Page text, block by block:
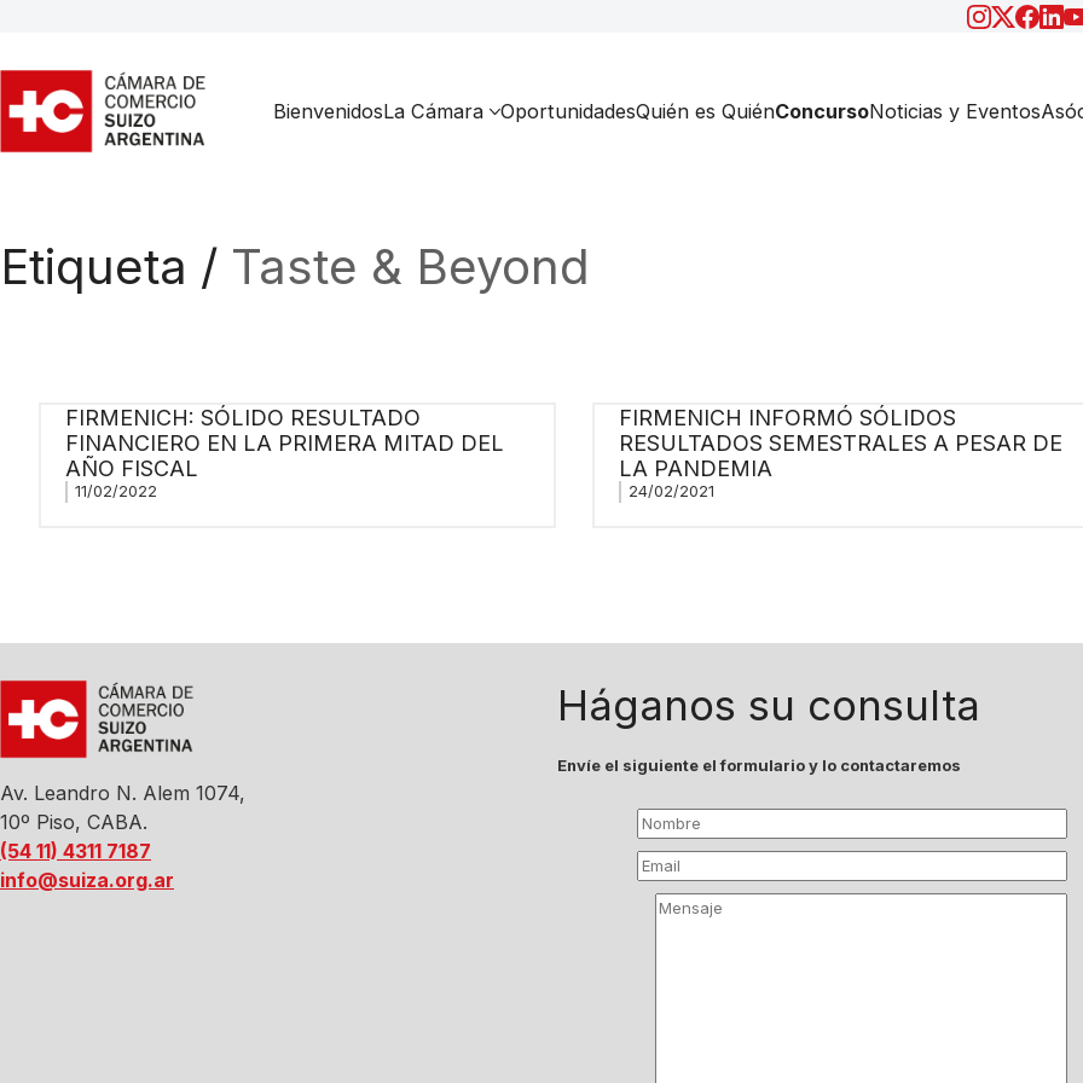
BienvenidosLa Cámara OportunidadesQuién es QuiénConcursoNoticias y Eventos
Etiqueta / Taste & Beyond
FIRMENICH: SÓLIDO RESULTADO
FINANCIERO EN LA PRIMERA MITAD DEL
AÑO FISCAL
11/02/2022
FIRMENICH INFORMÓ SÓLIDOS
RESULTADOS SEMESTRALES A PESAR DE
LA PANDEMIA
24/02/2021
Av. Leandro N. Alem 1074,
10º Piso, CABA.
(54 11) 4311 7187
info@suiza.org.ar
Háganos su consulta
Envíe el siguiente el formulario y lo contactaremos